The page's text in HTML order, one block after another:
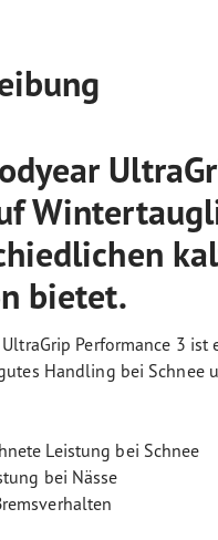
bietet.
UltraGrip Performance 3
Handling bei Schnee
Leistung bei Schnee
bei Nässe